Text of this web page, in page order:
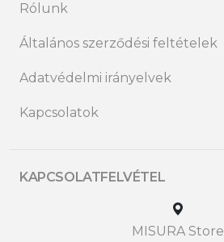
Rólunk
Általános szerződési feltételek
Adatvédelmi irányelvek
Kapcsolatok
KAPCSOLATFELVÉTEL
MISURA Store